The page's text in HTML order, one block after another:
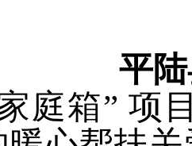
平
箱” 项目